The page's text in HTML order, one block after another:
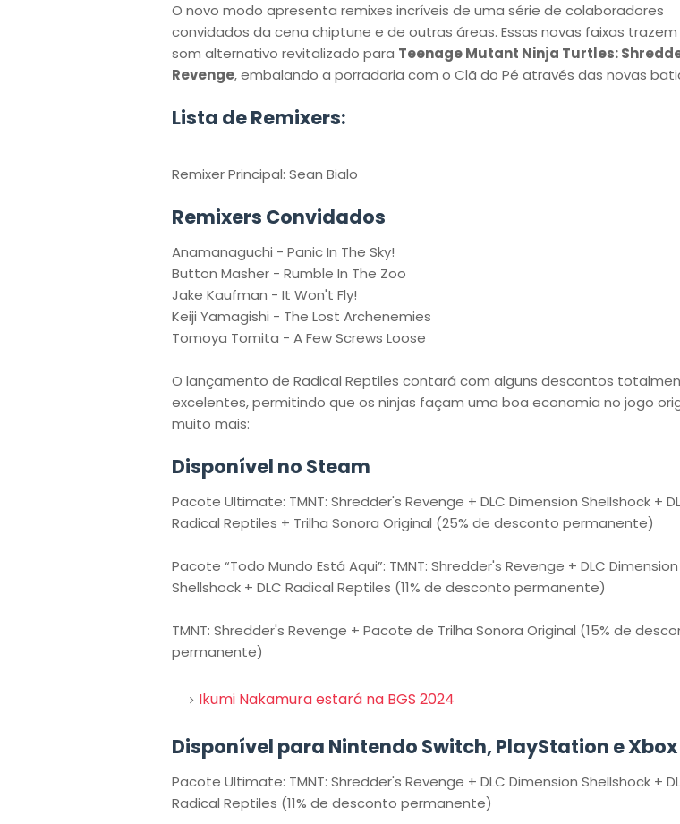
O novo modo apresenta remixes incríveis de uma série de colaboradores
convidados da cena chiptune e de outras áreas. Essas novas faixas trazem
som alternativo revitalizado para Teenage Mutant Ninja Turtles:
Revenge, embalando a porradaria com o Clã do Pé através das novas
Lista de Remixers:
Remixer Principal: Sean Bialo
Remixers Convidados
Anamanaguchi - Panic In The Sky!
Button Masher - Rumble In The Zoo
Jake Kaufman - It Won't Fly!
Keiji Yamagishi - The Lost Archenemies
Tomoya Tomita - A Few Screws Loose
O lançamento de Radical Reptiles contará com alguns descontos
excelentes, permitindo que os ninjas façam uma boa economia no jogo
muito mais:
Disponível no Steam
Pacote Ultimate: TMNT: Shredder's Revenge + DLC Dimension Shellshock +
Radical Reptiles + Trilha Sonora Original (25% de desconto permanente)
Pacote “Todo Mundo Está Aqui”: TMNT: Shredder's Revenge + DLC Dimension
Shellshock + DLC Radical Reptiles (11% de desconto permanente)
TMNT: Shredder's Revenge + Pacote de Trilha Sonora Original (15% de
permanente)
Ikumi Nakamura estará na BGS 2024
Disponível para Nintendo Switch, PlayStation e Xbox
Pacote Ultimate: TMNT: Shredder's Revenge + DLC Dimension Shellshock +
Radical Reptiles (11% de desconto permanente)